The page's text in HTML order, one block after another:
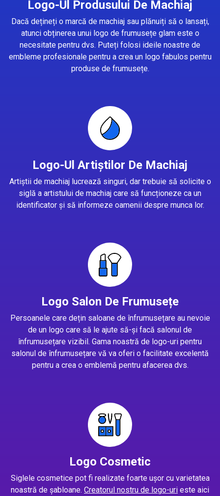
Logo-Ul Produsului De Machiaj
Dacă dețineți o marcă de machiaj sau plănuiți să o lansați,
atunci obținerea unui logo de frumusețe glam este o
necesitate pentru dvs. Puteți folosi ideile noastre de
embleme profesionale pentru a crea un logo fabulos pentru
produse de frumusețe.
Logo-Ul Artiștilor De Machiaj
Artiștii de machiaj lucrează singuri, dar trebuie să solicite o
siglă a artistului de machiaj care să funcționeze ca un
identificator și să informeze oamenii despre munca lor.
Logo Salon De Frumusețe
Persoanele care dețin saloane de înfrumusețare au nevoie
de un logo care să le ajute să-și facă salonul de
înfrumusețare vizibil. Gama noastră de logo-uri pentru
salonul de înfrumusețare vă va oferi o facilitate excelentă
pentru a crea o emblemă pentru afacerea dvs.
Logo Cosmetic
Siglele cosmetice pot fi realizate foarte ușor cu varietatea
noastră de șabloane. Creatorul nostru de logo-uri este aici